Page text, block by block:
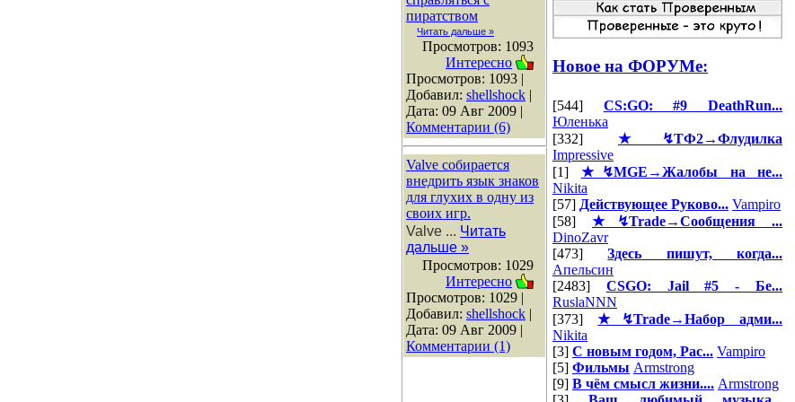
пиратством
Читать дальше »
Просмотров: 1093
Интересно
Просмотров: 1093 |
Добавил: shellshock |
Дата: 09 Авг 2009 |
Комментарии (6)
Valve собирается
внедрить язык знаков
для глухих в одну из
своих игр.
Valve ... Читать
дальше »
Просмотров: 1029
Интересно
Просмотров: 1029 |
Добавил: shellshock |
Дата: 09 Авг 2009 |
Комментарии (1)
Новое на ФОРУМе:
[544] CS:GO: #9 DeathRun...
Юленька
[332] ★↯ТФ2→Флудилка
Impressive
[1] ★↯MGE→Жалобы на не...
Nikita
[57] Действующее Руково... Vampiro
[58] ★↯Trade→Сообщения ...
DinoZavr
[473]Здесь пишут, когда...
Апельсин
[2483] CSGO: Jail #5 - Бе...
RuslaNNN
[373]★↯Trade→Набор адми...
Nikita
[3] С новым годом, Рас... Vampiro
[5] Фильмы Armstrong
[9] В чём смысл жизни.... Armstrong